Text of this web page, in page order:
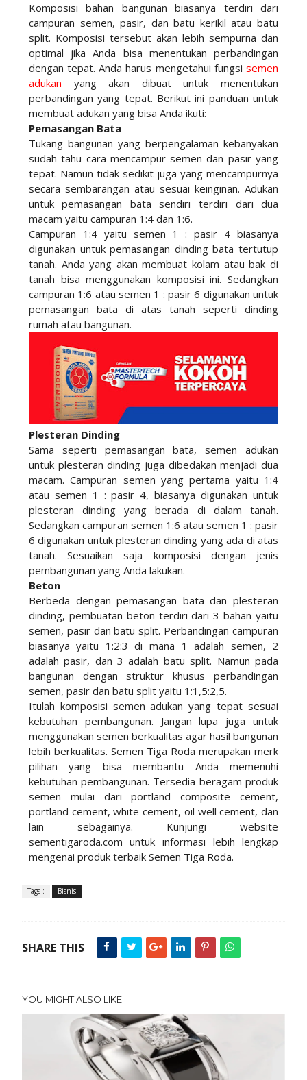
Komposisi bahan bangunan biasanya terdiri dari
campuran semen, pasir, dan batu kerikil atau batu
split. Komposisi tersebut akan lebih sempurna dan
optimal jika Anda bisa menentukan perbandingan
dengan tepat. Anda harus mengetahui fungsisemen
adukan yang akan dibuat untuk menentukan
perbandingan yang tepat. Berikut ini panduan untuk
membuat adukan yang bisa Anda ikuti:
Pemasangan Bata
Tukang bangunan yang berpengalaman kebanyakan
sudah tahu cara mencampur semen dan pasir yang
tepat. Namun tidak sedikit juga yang mencampurnya
secara sembarangan atau sesuai keinginan. Adukan
untuk pemasangan bata sendiri terdiri dari dua
macam yaitu campuran 1:4 dan 1:6.
Campuran 1:4 yaitu semen 1 : pasir 4 biasanya
digunakan untuk pemasangan dinding bata tertutup
tanah. Anda yang akan membuat kolam atau bak di
tanah bisa menggunakan komposisi ini. Sedangkan
campuran 1:6 atau semen 1 : pasir 6 digunakan untuk
pemasangan bata di atas tanah seperti dinding
rumah atau bangunan.
Plesteran Dinding
Sama seperti pemasangan bata, semen adukan
untuk plesteran dinding juga dibedakan menjadi dua
macam. Campuran semen yang pertama yaitu 1:4
atau semen 1 : pasir 4, biasanya digunakan untuk
plesteran dinding yang berada di dalam tanah.
Sedangkan campuran semen 1:6 atau semen 1 : pasir
6 digunakan untuk plesteran dinding yang ada di atas
tanah. Sesuaikan saja komposisi dengan jenis
pembangunan yang Anda lakukan.
Beton
Berbeda dengan pemasangan bata dan plesteran
dinding, pembuatan beton terdiri dari 3 bahan yaitu
semen, pasir dan batu split. Perbandingan campuran
biasanya yaitu 1:2:3 di mana 1 adalah semen, 2
adalah pasir, dan 3 adalah batu split. Namun pada
bangunan dengan struktur khusus perbandingan
semen, pasir dan batu split yaitu 1:1,5:2,5.
Itulah komposisi semen adukan yang tepat sesuai
kebutuhan pembangunan. Jangan lupa juga untuk
menggunakan semen berkualitas agar hasil bangunan
lebih berkualitas. Semen Tiga Roda merupakan merk
pilihan yang bisa membantu Anda memenuhi
kebutuhan pembangunan. Tersedia beragam produk
semen mulai dari portland composite cement,
portland cement, white cement, oil well cement, dan
lain sebagainya. Kunjungi website
sementigaroda.com untuk informasi lebih lengkap
mengenai produk terbaik Semen Tiga Roda.
Tags : Bisnis
SHARE THIS
YOU MIGHT ALSO LIKE